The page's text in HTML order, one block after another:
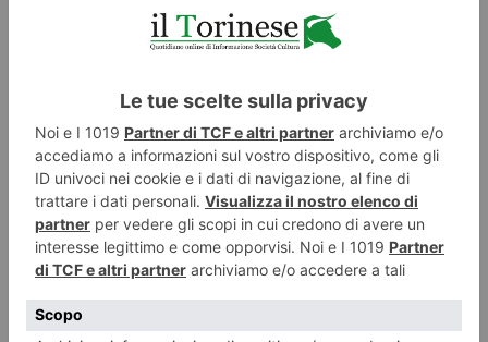
Il commento alla partita è finalmente veramente bello. 32
punti segnati alla fine del primo quarto quando in gara 1
livello diverso diquesta partita.
Come insisto a dire dalla prima giornata, non c’è dubbio su
quale squadra sia la più forte, si deve solo vedere se riesce a
vincere.
Se tira da 3 come sa è impossibile per chiunque, in serie A2
attuale, stare vicino a Torino, e così è stato. Dopo il 10 su 57
complessivo in due gare Torino infila nel momento break
decisivo della fase iniziale una serie di “bombe” da tre